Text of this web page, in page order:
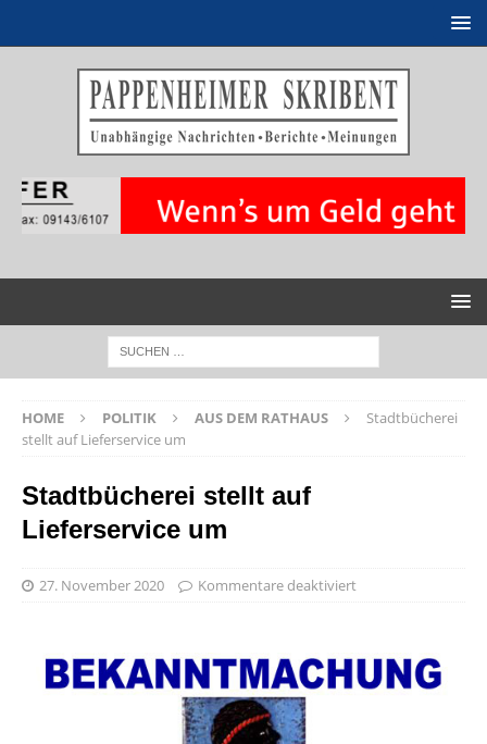
HOME POLITIK AUS DEM RATHAUS
Stadtbücherei
stellt auf Lieferservice um
Stadtbücherei stellt auf
Lieferservice um
27. November 2020 Kommentare deaktiviert